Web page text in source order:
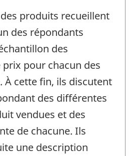
produits recueillent
des répondants
des
pour chacun des
À cette fin, ils discutent
des différentes
vendues et des
de chacune. Ils
une description